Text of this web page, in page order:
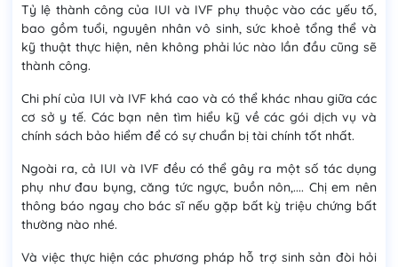
Tỷ lệ thành công của IUI và IVF phụ thuộc vào các yếu tố,
bao gồm tuổi, nguyên nhân vô sinh, sức khoẻ tổng thể và
kỹ thuật thực hiện, nên không phải lúc nào lần đầu cũng sẽ
thành công.
Chi phí của IUI và IVF khá cao và có thể khác nhau giữa các
cơ sở y tế. Các bạn nên tìm hiểu kỹ về các gói dịch vụ và
chính sách bảo hiểm để có sự chuẩn bị tài chính tốt nhất.
Ngoài ra, cả IUI và IVF đều có thể gây ra một số tác dụng
phụ như đau bụng, căng tức ngực, buồn nôn,.... Chị em nên
thông báo ngay cho bác sĩ nếu gặp bất kỳ triệu chứng bất
thường nào nhé.
Và việc thực hiện các phương pháp hỗ trợ sinh sản đòi hỏi